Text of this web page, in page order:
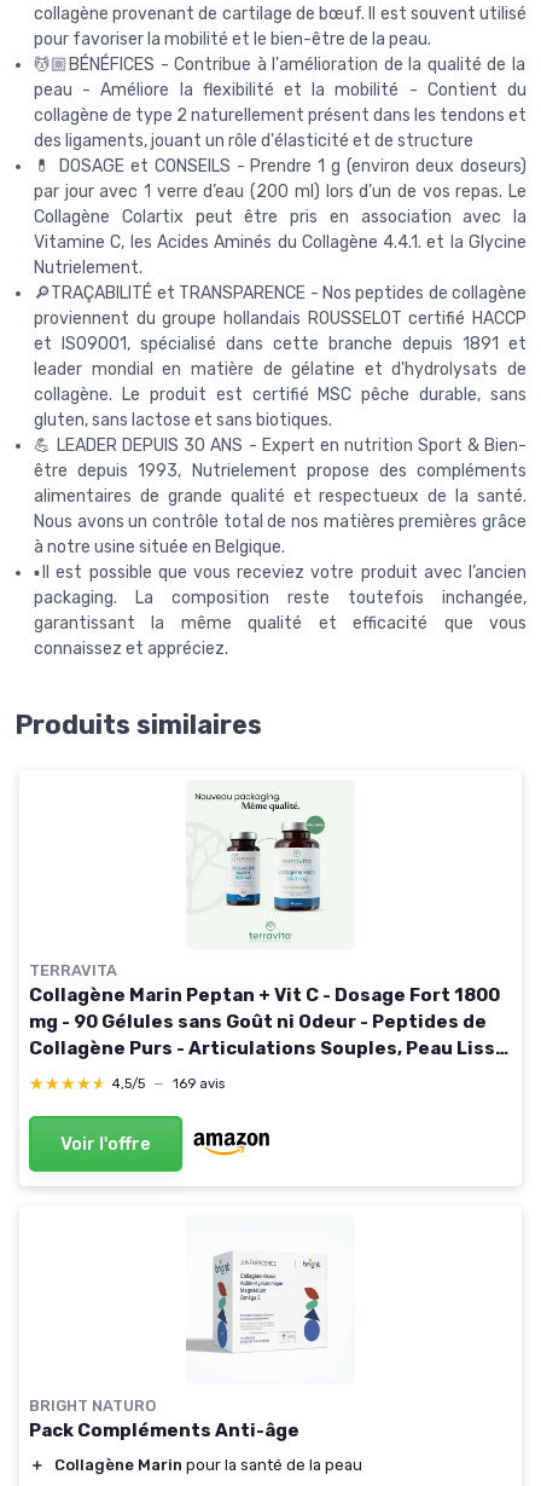
collagène provenant de cartilage de bœuf. Il est souvent utilisé
pour favoriser la mobilité et le bien-être de la peau.
💆🏼BÉNÉFICES - Contribue à l'amélioration de la qualité de la
peau - Améliore la flexibilité et la mobilité - Contient du
collagène de type 2 naturellement présent dans les tendons et
des ligaments, jouant un rôle d'élasticité et de structure
💊 DOSAGE et CONSEILS - Prendre 1 g (environ deux doseurs)
par jour avec 1 verre d’eau (200 ml) lors d’un de vos repas. Le
Collagène Colartix peut être pris en association avec la
Vitamine C, les Acides Aminés du Collagène 4.4.1. et la Glycine
Nutrielement.
🔎TRAÇABILITÉ et TRANSPARENCE - Nos peptides de collagène
proviennent du groupe hollandais ROUSSELOT certifié HACCP
et ISO9001, spécialisé dans cette branche depuis 1891 et
leader mondial en matière de gélatine et d'hydrolysats de
collagène. Le produit est certifié MSC pêche durable, sans
gluten, sans lactose et sans biotiques.
💪 LEADER DEPUIS 30 ANS - Expert en nutrition Sport & Bien-
être depuis 1993, Nutrielement propose des compléments
alimentaires de grande qualité et respectueux de la santé.
Nous avons un contrôle total de nos matières premières grâce
à notre usine située en Belgique.
▪️Il est possible que vous receviez votre produit avec l’ancien
packaging. La composition reste toutefois inchangée,
garantissant la même qualité et efficacité que vous
connaissez et appréciez.
Produits similaires
TERRAVITA
Collagène Marin Peptan + Vit C - Dosage Fort 1800
mg - 90 Gélules sans Goût ni Odeur - Peptides de
Collagène Purs - Articulations Souples, Peau Lisse
et Hydratée - Filière 100% Française - Terravita
★★★★★
★★★★★ 4,5/5 — 169 avis
Voir l'offre
BRIGHT NATURO
Pack Compléments Anti-âge
＋ Collagène Marin pour la santé de la peau